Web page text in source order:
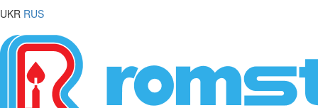
UKR RUS